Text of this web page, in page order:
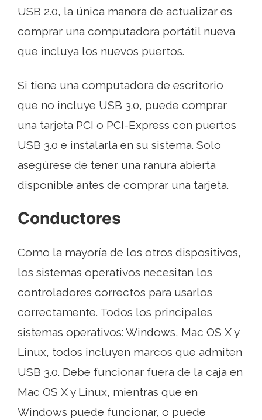
USB 2.0, la única manera de actualizar es
comprar una computadora portátil nueva
que incluya los nuevos puertos.
Si tiene una computadora de escritorio
que no incluye USB 3.0, puede comprar
una tarjeta PCI o PCI-Express con puertos
USB 3.0 e instalarla en su sistema. Solo
asegúrese de tener una ranura abierta
disponible antes de comprar una tarjeta.
Conductores
Como la mayoría de los otros dispositivos,
los sistemas operativos necesitan los
controladores correctos para usarlos
correctamente. Todos los principales
sistemas operativos: Windows, Mac OS X y
Linux, todos incluyen marcos que admiten
USB 3.0. Debe funcionar fuera de la caja en
Mac OS X y Linux, mientras que en
Windows puede funcionar, o puede